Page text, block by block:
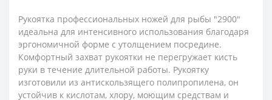
Рукоятка профессиональных ножей для рыбы "2900"
идеальна для интенсивного использования благодаря
эргономичной форме с утолщением посредине.
Комфортный захват рукоятки не перегружает кисть
руки в течение длительной работы. Рукоятку
изготовили из антискользящего полипропилена, он
устойчив к кислотам, хлору, моющим средствам и